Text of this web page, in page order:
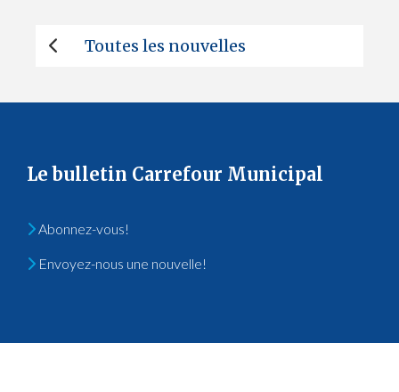
Toutes les nouvelles
Le bulletin Carrefour Municipal
Abonnez-vous!
Envoyez-nous une nouvelle!